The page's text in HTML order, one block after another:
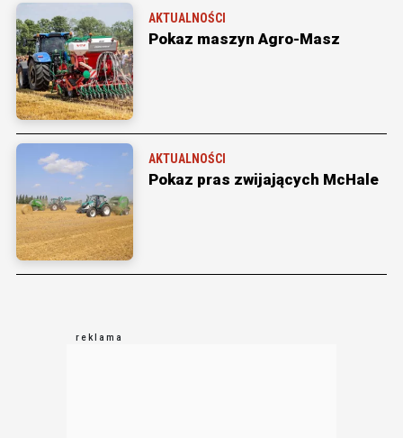
AKTUALNOŚCI
Pokaz maszyn Agro-Masz
AKTUALNOŚCI
Pokaz pras zwijających McHale